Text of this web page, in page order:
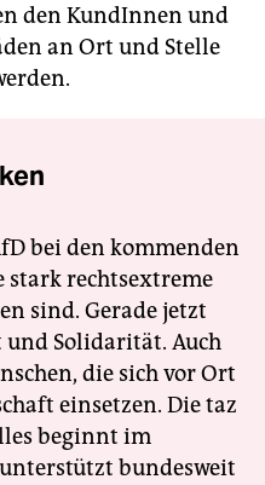
den KundInnen und
an Ort und Stelle
bei den kommenden
stark rechtsextreme
sind. Gerade jetzt
und Solidarität. Auch
die sich vor Ort
einsetzen. Die taz
beginnt im
bundesweit